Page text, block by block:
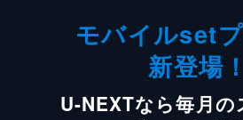
モバイルset
新登場！
U-NEXTなら毎月